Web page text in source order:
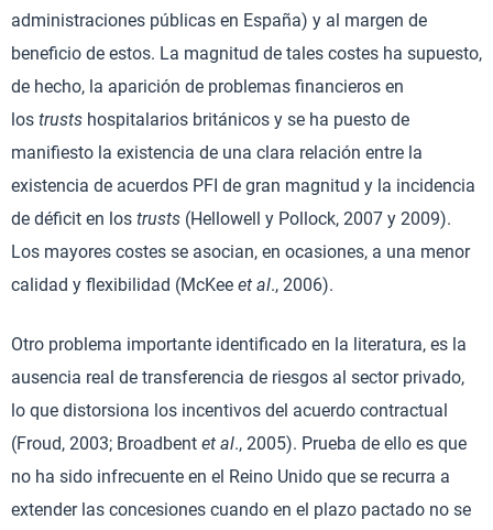
administraciones públicas en España) y al margen de
beneficio de estos. La magnitud de tales costes ha supuesto,
de hecho, la aparición de problemas financieros en
los trusts hospitalarios británicos y se ha puesto de
manifiesto la existencia de una clara relación entre la
existencia de acuerdos PFI de gran magnitud y la incidencia
de déficit en los trusts (Hellowell y Pollock, 2007 y 2009).
Los mayores costes se asocian, en ocasiones, a una menor
calidad y flexibilidad (McKee et al., 2006).
Otro problema importante identificado en la literatura, es la
ausencia real de transferencia de riesgos al sector privado,
lo que distorsiona los incentivos del acuerdo contractual
(Froud, 2003; Broadbent et al., 2005). Prueba de ello es que
no ha sido infrecuente en el Reino Unido que se recurra a
extender las concesiones cuando en el plazo pactado no se